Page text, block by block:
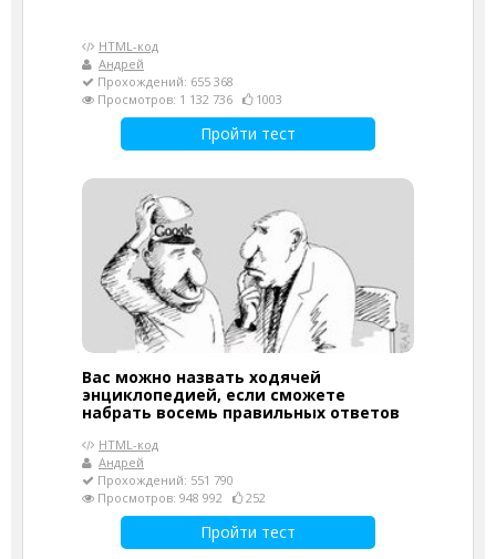
HTML-код
Андрей
Прохождений: 655 368
Просмотров: 1 132 736
1003
Пройти тест
Вас можно назвать ходячей
энциклопедией, если сможете
набрать восемь правильных ответов
HTML-код
Андрей
Прохождений: 551 790
Просмотров: 948 992
252
Пройти тест